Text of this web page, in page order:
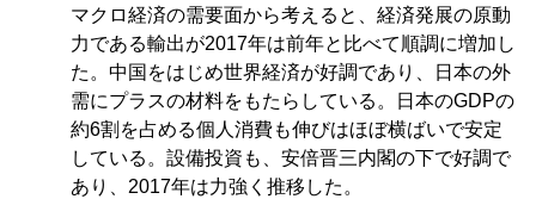
マクロ経済の需要面から考えると、経済発展の原動
力である輸出が2017年は前年と比べて順調に増加し
た。中国をはじめ世界経済が好調であり、日本の外
需にプラスの材料をもたらしている。日本のGDPの
約6割を占める個人消費も伸びはほぼ横ばいで安定
している。設備投資も、安倍晋三内閣の下で好調で
あり、2017年は力強く推移した。